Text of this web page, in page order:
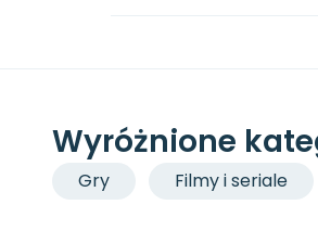
Wyróżnione
Gry Filmy i seriale